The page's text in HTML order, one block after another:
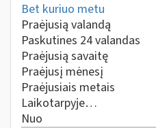
Bet kuriuo metu
Praėjusią valandą
Paskutines 24 valandas
Praėjusią savaitę
Praėjusį mėnesį
Praėjusiais metais
Laikotarpyje…
Nuo